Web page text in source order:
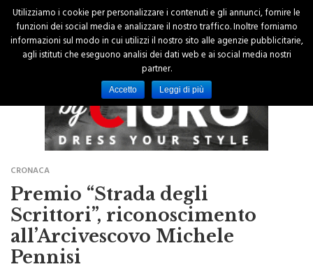
CRONACA
Premio “Strada degli
Scrittori”, riconoscimento
all’Arcivescovo Michele
Pennisi
Utilizziamo i cookie per personalizzare i contenuti e gli annunci, fornire le
funzioni dei social media e analizzare il nostro traffico. Inoltre forniamo
informazioni sul modo in cui utilizzi il nostro sito alle agenzie pubblicitarie,
agli istituti che eseguono analisi dei dati web e ai social media nostri
partner.
Accetto Leggi di più